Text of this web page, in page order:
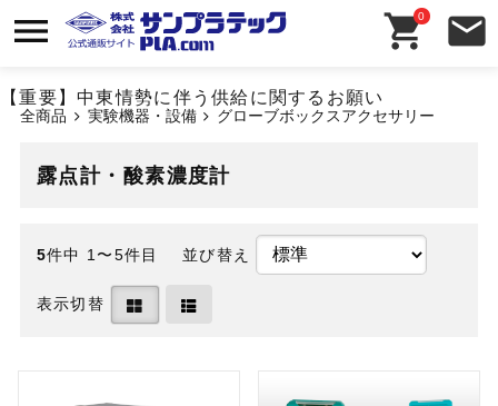
【重要】中東情勢に伴う供給に関するお願い
0
全商品 実験機器・設備 グローブボックスアクセサリー
露点計・酸素濃度計
5件中 1〜5件目 並び替え
表示切替